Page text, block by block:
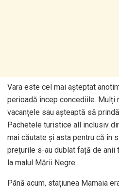
Vara este cel mai așteptat
perioadă încep concediile. Mulți
vacanțele sau așteaptă să
Pachetele turistice all inclusiv
mai căutate și asta pentru că în
prețurile s-au dublat față de anii
la malul Mării Negre.
Până acum, stațiunea Mamaia